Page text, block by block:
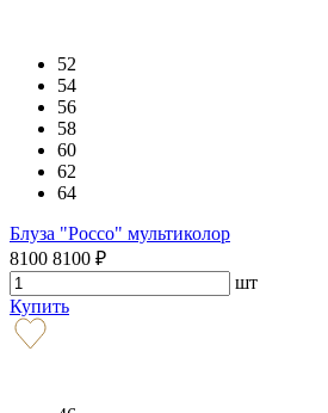
52
54
56
58
60
62
64
Блуза "Россо" мультиколор
8100 8100 ₽
шт
Купить